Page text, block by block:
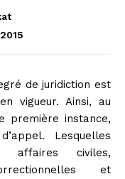
de juridiction est
vigueur. Ainsi, au
première instance,
Lesquelles
affaires civiles,
et